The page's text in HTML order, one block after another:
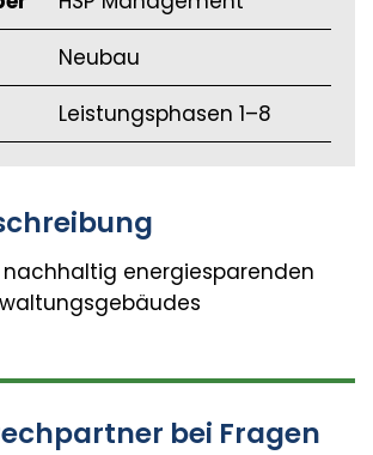
Neubau
Leistungsphasen 1–8
nachhaltig energiesparenden
bei Fragen